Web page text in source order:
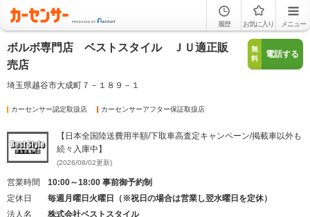
履歴 お気に入り メニュー
ボルボ専門店 ベストスタイル ＪＵ適正販
売店
埼玉県越谷市大成町７－１８９－１
無
料
電話する
カーセンサー認定取扱店 カーセンサーアフター保証取扱店
【日本全国陸送費用半額/下取車高査定キャンペーン/掲載車以外も
続々入庫中】
(2026/08/02更新)
営業時間
10:00～18:00 事前御予約制
定休日
毎週月曜日火曜日（※祝日の場合は営業し翌水曜日を定休）
法人名
株式会社ベストスタイル